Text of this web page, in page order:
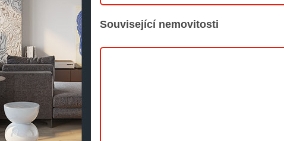
Související nemovitosti